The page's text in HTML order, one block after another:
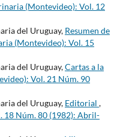
(Montevideo): Vol. 12
del Uruguay, Resumen de
(Montevideo): Vol. 15
del Uruguay,Cartas a la
Vol. 21 Núm. 90
del Uruguay, Editorial ,
18 Núm. 80 (1982): Abril-